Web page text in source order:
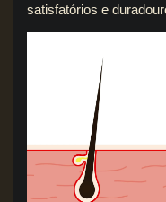
satisfatórios e